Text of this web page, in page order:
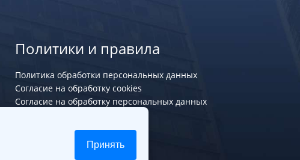
Политики и правила
Политика обработки персональных данных
Согласие на обработку cookies
Согласие на обработку персональных данных
Принять